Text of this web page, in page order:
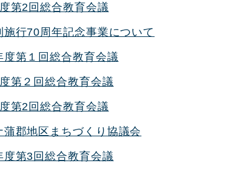
第2回総合教育会議
施行70周年記念事業について
度第１回総合教育会議
第２回総合教育会議
第2回総合教育会議
蒲郡地区まちづくり協議会
度第3回総合教育会議